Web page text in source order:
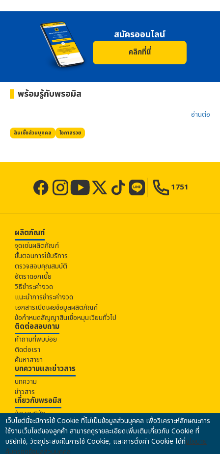
สมัครออนไลน์
คลิกที่นี่
พร้อมรู้กับพรอมิส
สินเชื่อส่วนบุคคล โอกาสรวย
อ่านต่อ​
1751
ผลิตภัณฑ์
จุดเด่นผลิตภัณฑ์
ขั้นตอนการใช้บริการ
ตรวจสอบคุณสมบัติ
อัตราดอกเบี้ย
วิธีชำระค่างวด
แนะนำการชำระค่างวด
เอกสารเปิดเผยข้อมูลผลิตภัณฑ์
ข้อกำหนดสัญญาสินเชื่อหมุนเวียนทั่วไป
ติดต่อสอบถาม
คำถามที่พบบ่อย
ติดต่อเรา
ค้นหาสาขา
บทความและข่าวสาร
บทความ
ข่าวสาร
เกี่ยวกับพรอมิส
ข้อมูลบริษัท
ร่วมงานกับเรา
นโยบายคุ้มครองข้อมูลส่วนบุคคล
นโยบายความปลอดภัยของข้อมูล
เว็บไซต์นี้จะมีการใช้ Cookie ที่ไม่เป็นข้อมูลส่วนบุคคล เพื่อวิเคราะห์ลักษณะการ
ใช้งานเว็บไซต์ของลูกค้า สามารถดูรายละเอียดเพิ่มเติมเกี่ยวกับ Cookie ที่
บริษัทใช้, วัตถุประสงค์ในการใช้ Cookie, และการตั้งค่า Cookie ได้ที่นโยบาย
คุ้มครองข้อมูลส่วนบุคคล